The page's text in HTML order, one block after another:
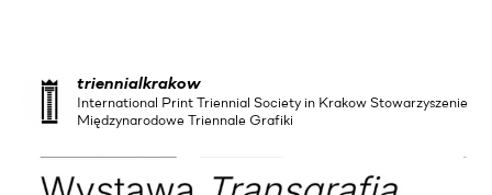
triennialkrakow
International Print Triennial Society in Krakow Stowarzyszenie
Międzynarodowe Triennale Grafiki